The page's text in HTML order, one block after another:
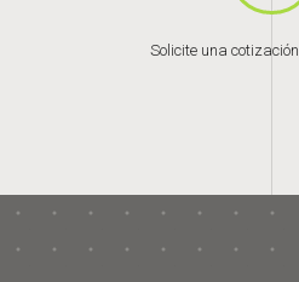
Solicite una